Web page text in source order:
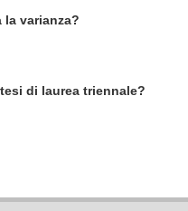
la varianza?
di laurea triennale?